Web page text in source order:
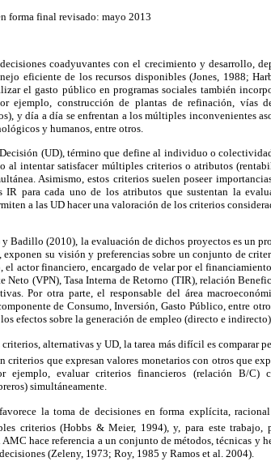
forma final revisado: mayo 2013
coadyuvantes con el crecimiento y desarrollo,
eficiente de los recursos disponibles (Jones, 1988;
el gasto público en programas sociales también
ejemplo, construcción de plantas de refinación, vías
y día a día se enfrentan a los múltiples inconvenientes
y humanos, entre otros.
(UD), término que define al individuo o
intentar satisfacer múltiples criterios o atributos
Asimismo, estos criterios suelen poseer
IR para cada uno de los atributos que sustentan la
a las UD hacer una valoración de los criterios
Badillo (2010), la evaluación de dichos proyectos es un
exponen su visión y preferencias sobre un conjunto de
el actor financiero, encargado de velar por el
Neto (VPN), Tasa Interna de Retorno (TIR), relación
Por otra parte, el responsable del área
de Consumo, Inversión, Gasto Público, entre
efectos sobre la generación de empleo (directo e indirecto).
alternativas y UD, la tarea más difícil es comparar
criterios que expresan valores monetarios con otros que
ejemplo, evaluar criterios financieros (relación B/C)
simultáneamente.
la toma de decisiones en forma explícita, racional
criterios (Hobbs & Meier, 1994), y, para este
hace referencia a un conjunto de métodos, técnicas y
(Zeleny, 1973; Roy, 1985 y Ramos et al. 2004).